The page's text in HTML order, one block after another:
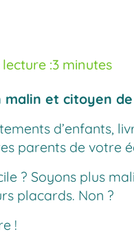
:3 minutes
malin et citoyen
d’enfants,
parents de votre
? Soyons plus
placards. Non ?
!